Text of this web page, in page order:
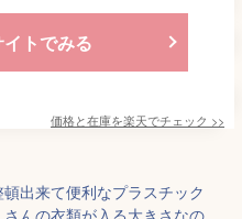
トでみる
価格と在庫を楽天でチェック >>
出来て便利なプラスチック
んの衣類が入る大きさなの